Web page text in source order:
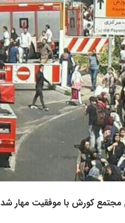
کورش با موفقیت مهار شد